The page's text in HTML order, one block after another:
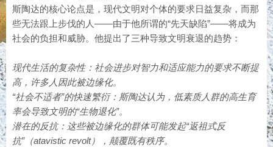
斯陶达的核心论点是，现代文明对个体的要求日益复杂，而那
些无法跟上步伐的人——由于他所谓的“先天缺陷”——将成为
社会的负担和威胁。他提出了三种导致文明衰退的趋势：
现代生活的复杂性：社会进步对智力和适应能力的要求不断提
高，许多人因此被边缘化。
“社会不适者”的快速繁衍：斯陶达认为，低素质人群的高生育
率会导致文明的“生物退化”。
潜在的反抗：这些被边缘化的群体可能发起“返祖式反
抗”（atavistic revolt），颠覆既有秩序。